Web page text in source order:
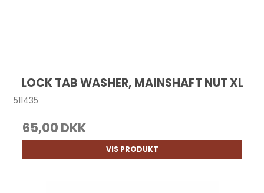
LOCK TAB WASHER, MAINSHAFT NUT XL
511435
65,00 DKK
VIS PRODUKT